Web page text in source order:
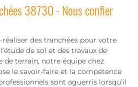
38730 - Nous confier
des tranchées pour votre
de sol et des travaux de
de terrain, notre équipe chez
le savoir-faire et la compétence
sont aguerris lorsqu’il